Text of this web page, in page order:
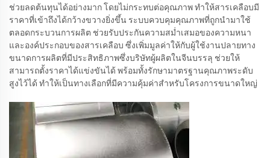
ช่วยลดต้นทุนได้อย่างมาก โดยไม่กระทบต่อคุณภาพ ทำให้สารเคลือบมี
ราคาที่เข้าถึงได้กว้างขวางยิ่งขึ้น ระบบควบคุมคุณภาพที่ถูกนำมาใช้
ตลอดกระบวนการผลิต ช่วยรับประกันความสม่ำเสมอของความหนา
และองค์ประกอบของสารเคลือบ ซึ่งเพิ่มมูลค่าให้กับผู้ใช้งานปลายทาง
ขนาดการผลิตที่มีประสิทธิภาพซึ่งบริษัทผู้ผลิตในจีนบรรลุ ช่วยให้
สามารถตั้งราคาได้แข่งขันได้ พร้อมทั้งรักษามาตรฐานคุณภาพระดับ
สูงไว้ได้ ทำให้เป็นทางเลือกที่มีความคุ้มค่าสำหรับโครงการขนาดใหญ่